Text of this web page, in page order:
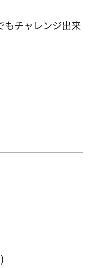
もチャレンジ出来